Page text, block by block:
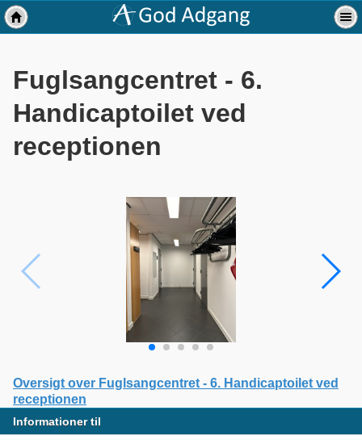
Fuglsangcentret - 6.
Handicaptoilet ved
receptionen
Oversigt over Fuglsangcentret - 6. Handicaptoilet ved
receptionen
Informationer til